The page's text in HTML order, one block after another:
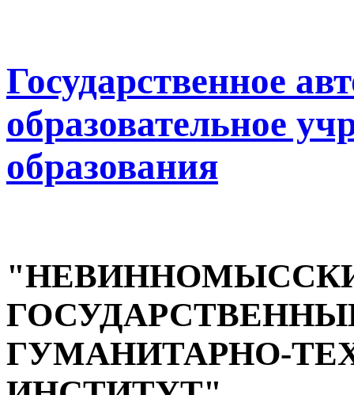
Государственное
образовательное
образования
ГУМАНИТАРНО-